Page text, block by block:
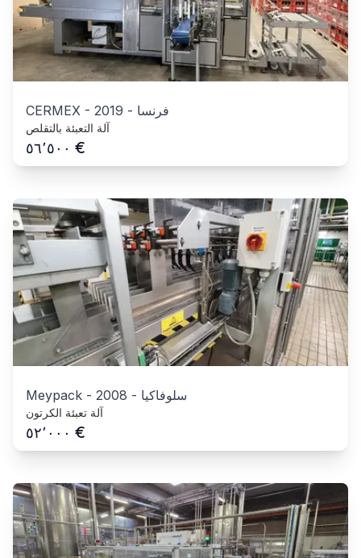
CERMEX - 2019 - فرنسا
آلة التعبئة بالتقلص
٥٦٬٥٠٠ €
Meypack - 2008 - سلوفاكيا
آلة تعبئة الكرتون
٥٢٬٠٠٠ €